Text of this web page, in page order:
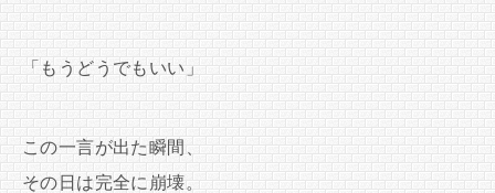
「もうどうでもいい」
この一言が出た瞬間、
その日は完全に崩壊。